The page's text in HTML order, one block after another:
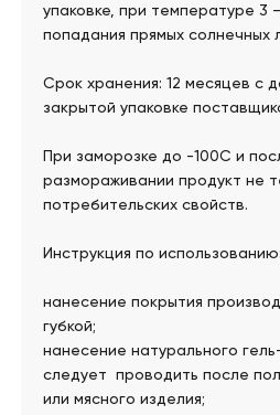
упаковке, при температуре 3
попадания прямых солнечных
Срок хранения: 12 месяцев с
закрытой упаковке
При заморозке до -100С и
размораживании продукт не
потребительских свойств.
Инструкция по использованию:
нанесение покрытия
губкой;
нанесение натурального
следует проводить после
или мясного изделия;